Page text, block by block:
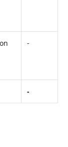
-
-